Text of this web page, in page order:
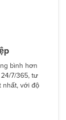
bình hơn
7/365, tư
nhất, với độ